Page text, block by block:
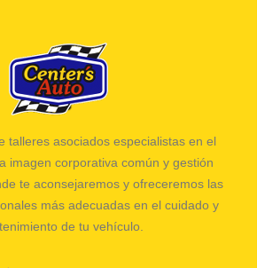
talleres asociados especialistas en el
imagen corporativa común y gestión
te aconsejaremos y ofreceremos las
más adecuadas en el cuidado y
de tu vehículo.